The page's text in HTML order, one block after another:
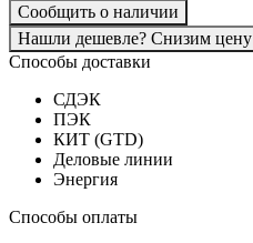
Сообщить о наличии
Нашли дешевле? Снизим цену
Способы доставки
СДЭК
ПЭК
КИТ (GTD)
Деловые линии
Энергия
Способы оплаты